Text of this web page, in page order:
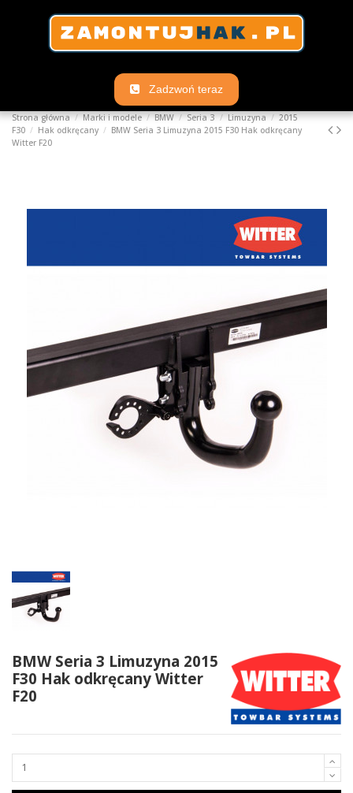
Zadzwoń teraz
Strona główna Marki i modele BMW Seria 3 Limuzyna
2015
F30
Hak odkręcany
BMW Seria 3 Limuzyna 2015 F30 Hak odkręcany
Witter F20
BMW Seria 3 Limuzyna 2015
F30 Hak odkręcany Witter
F20